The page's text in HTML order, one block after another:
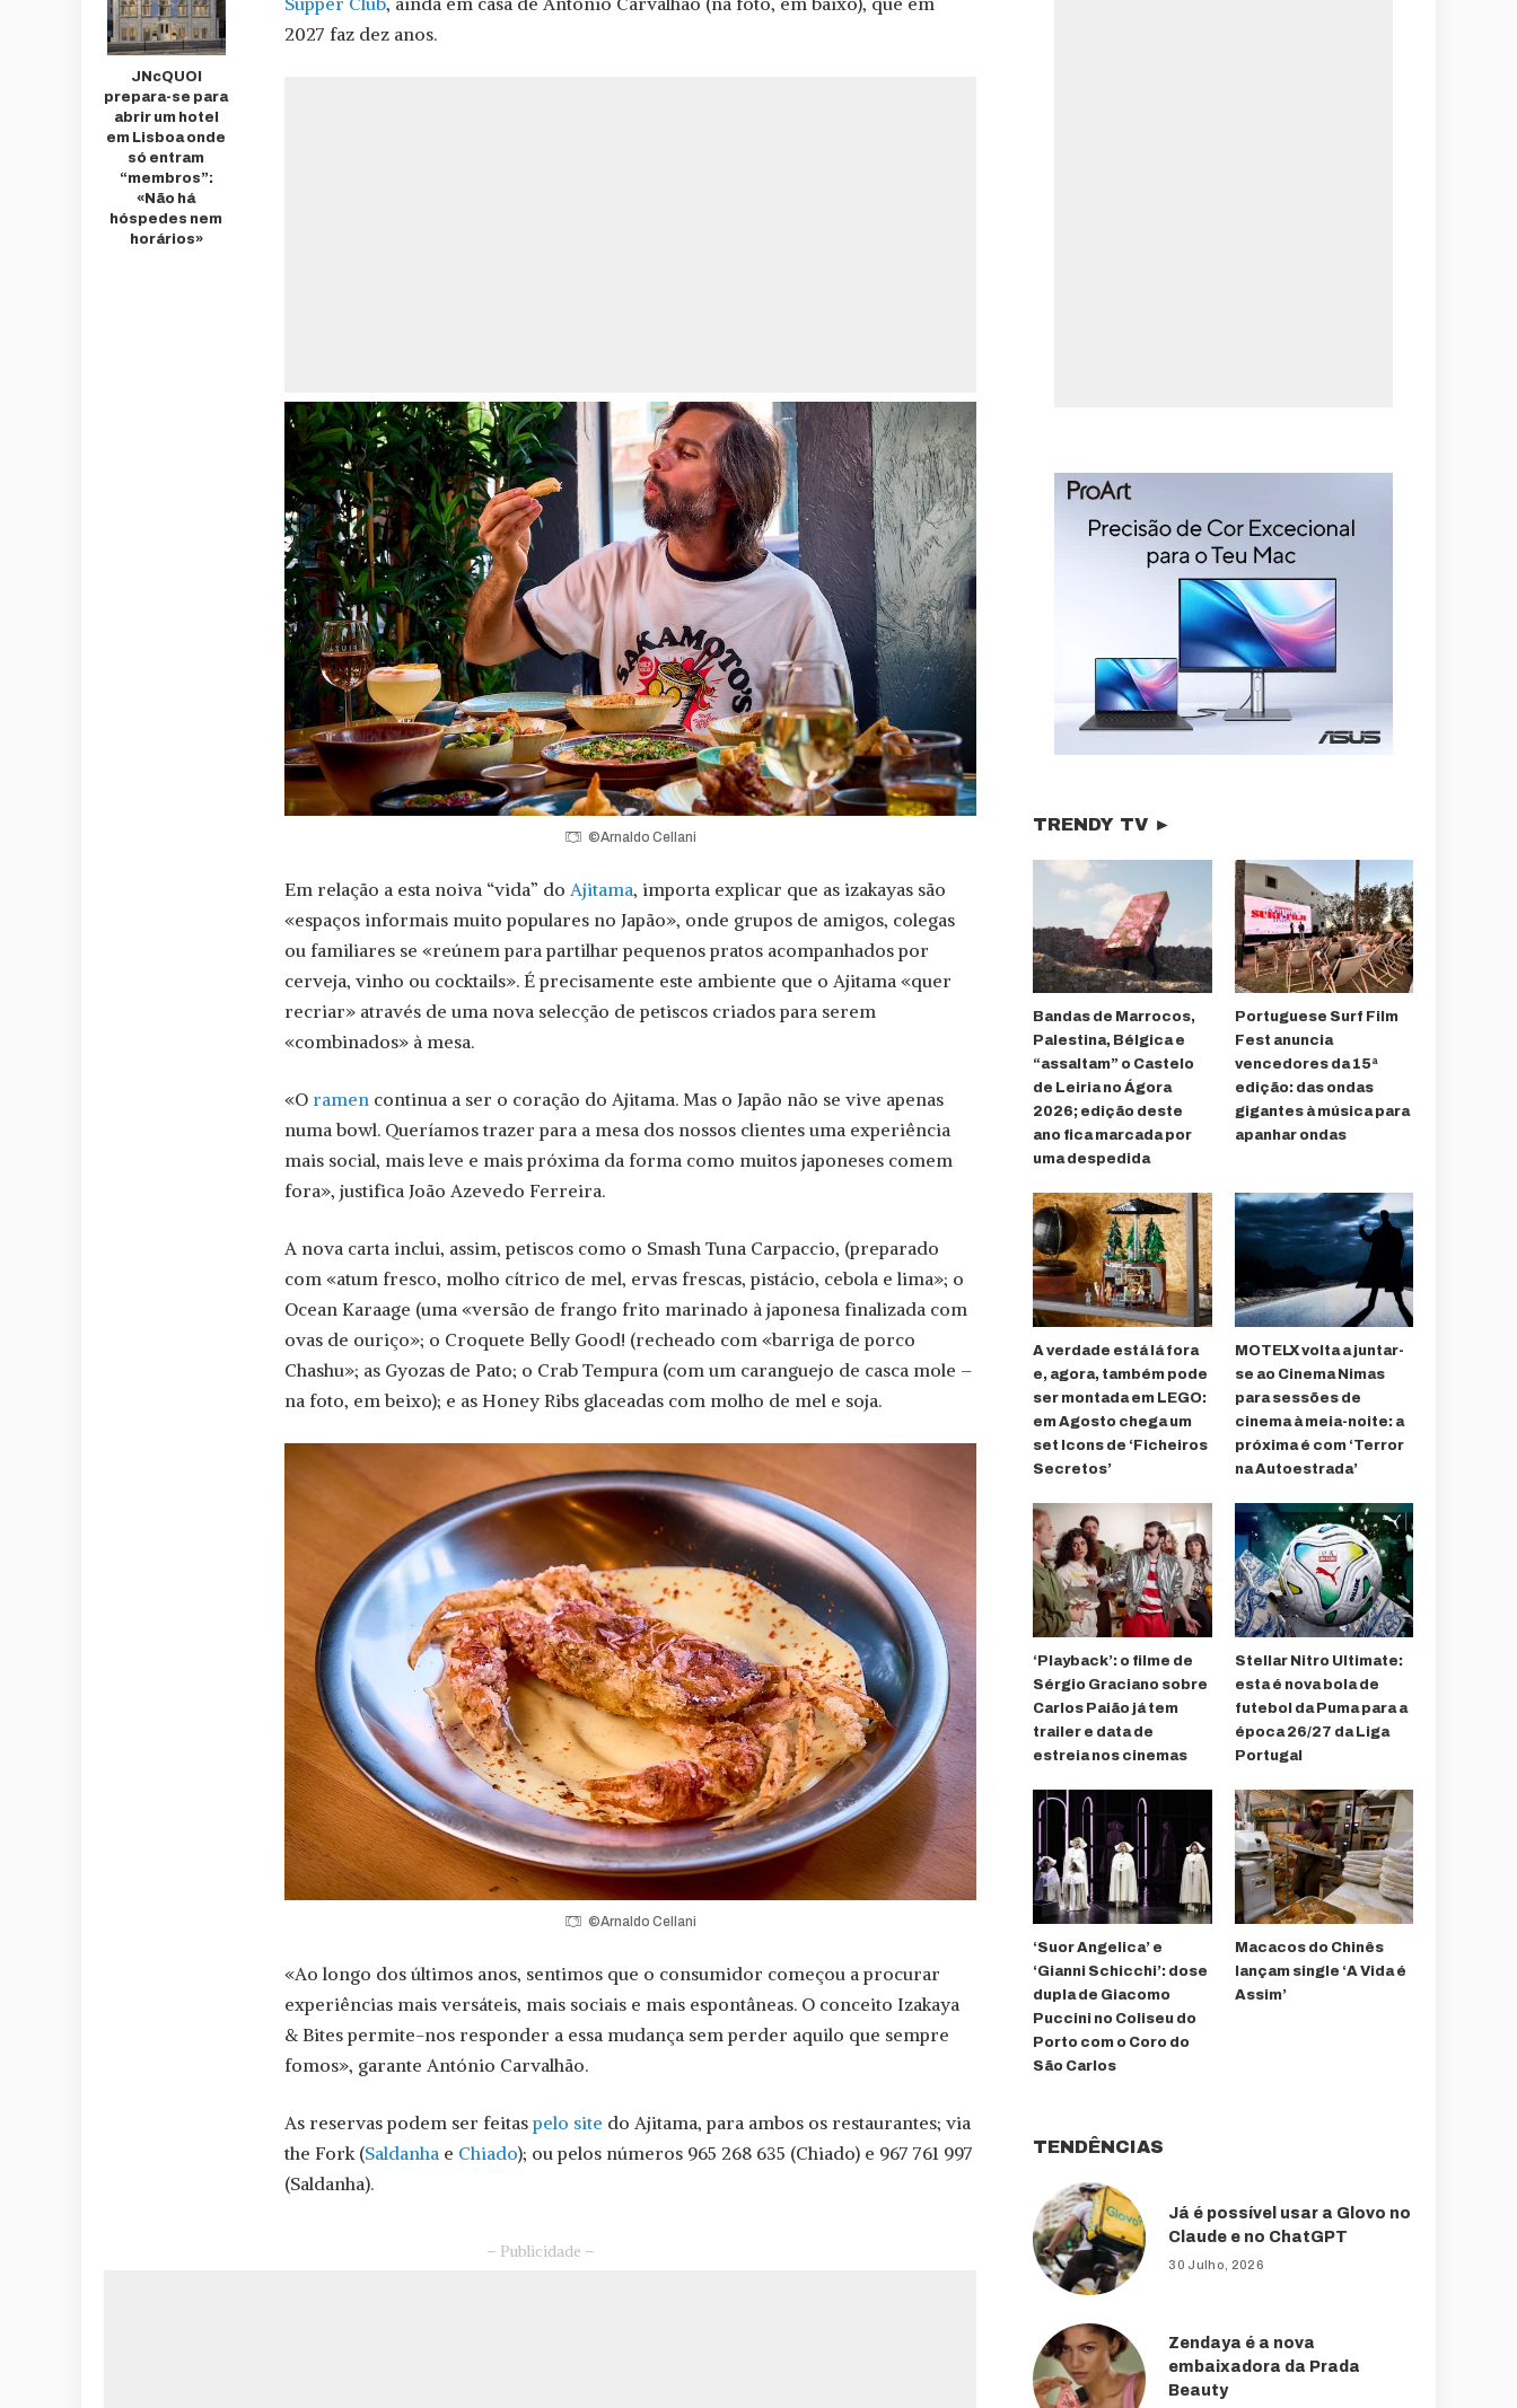
JNcQUOI
prepara-se para
abrir um hotel
em Lisboa onde
só entram
“membros”:
«Não há
hóspedes nem
horários»
2027 faz dez anos.
©Arnaldo Cellani
Em relação a esta noiva “vida” do Ajitama, importa explicar que as izakayas são
«espaços informais muito populares no Japão», onde grupos de amigos, colegas
ou familiares se «reúnem para partilhar pequenos pratos acompanhados por
cerveja, vinho ou cocktails». É precisamente este ambiente que o Ajitama «quer
recriar» através de uma nova selecção de petiscos criados para serem
«combinados» à mesa.
«O ramen continua a ser o coração do Ajitama. Mas o Japão não se vive apenas
numa bowl. Queríamos trazer para a mesa dos nossos clientes uma experiência
mais social, mais leve e mais próxima da forma como muitos japoneses comem
fora», justifica João Azevedo Ferreira.
A nova carta inclui, assim, petiscos como o Smash Tuna Carpaccio, (preparado
com «atum fresco, molho cítrico de mel, ervas frescas, pistácio, cebola e lima»; o
Ocean Karaage (uma «versão de frango frito marinado à japonesa finalizada com
ovas de ouriço»; o Croquete Belly Good! (recheado com «barriga de porco
Chashu»; as Gyozas de Pato; o Crab Tempura (com um caranguejo de casca mole –
na foto, em beixo); e as Honey Ribs glaceadas com molho de mel e soja.
©Arnaldo Cellani
«Ao longo dos últimos anos, sentimos que o consumidor começou a procurar
experiências mais versáteis, mais sociais e mais espontâneas. O conceito Izakaya
& Bites permite-nos responder a essa mudança sem perder aquilo que sempre
fomos», garante António Carvalhão.
As reservas podem ser feitaspelo site do Ajitama, para ambos os restaurantes; via
the Fork (Saldanha e Chiado); ou pelos números 965 268 635 (Chiado) e 967 761 997
(Saldanha).
– Publicidade –
TRENDY TV ►
Bandas de Marrocos,
Palestina, Bélgica e
“assaltam” o Castelo
de Leiria no Ágora
2026; edição deste
ano fica marcada por
uma despedida
Portuguese Surf Film
Fest anuncia
vencedores da 15ª
edição: das ondas
gigantes à música para
apanhar ondas
A verdade está lá fora
e, agora, também pode
ser montada em LEGO:
em Agosto chega um
set Icons de ‘Ficheiros
Secretos’
MOTELX volta a juntar-
se ao Cinema Nimas
para sessões de
cinema à meia-noite: a
próxima é com ‘Terror
na Autoestrada’
‘Playback’: o filme de
Sérgio Graciano sobre
Carlos Paião já tem
trailer e data de
estreia nos cinemas
Stellar Nitro Ultimate:
esta é nova bola de
futebol da Puma para a
época 26/27 da Liga
Portugal
‘Suor Angelica’ e
‘Gianni Schicchi’: dose
dupla de Giacomo
Puccini no Coliseu do
Porto com o Coro do
São Carlos
Macacos do Chinês
lançam single ‘A Vida é
Assim’
TENDÊNCIAS
Já é possível usar a Glovo no
Claude e no ChatGPT
30 Julho, 2026
Zendaya é a nova
embaixadora da Prada
Beauty